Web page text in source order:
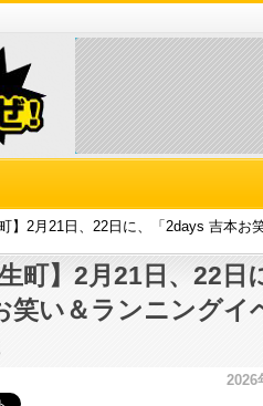
】2月21日、22日に、「2days 吉本お
生町】2月21日、22日
笑い＆ランニングイ
2026